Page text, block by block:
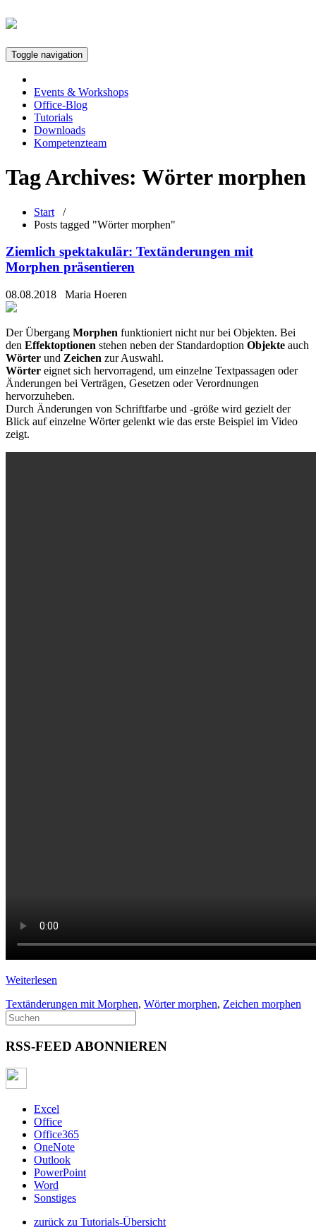
Toggle navigation
Events & Workshops
Office-Blog
Tutorials
Downloads
Kompetenzteam
Tag Archives: Wörter morphen
Start /
Posts tagged "Wörter morphen"
Ziemlich spektakulär: Textänderungen mit
Morphen präsentieren
08.08.2018 Maria Hoeren
Der Übergang Morphen funktioniert nicht nur bei Objekten. Bei
den Effektoptionen stehen neben der Standardoption Objekte auch
Wörter und Zeichen zur Auswahl.
Wörter eignet sich hervorragend, um einzelne Textpassagen oder
Änderungen bei Verträgen, Gesetzen oder Verordnungen
hervorzuheben.
Durch Änderungen von Schriftfarbe und -größe wird gezielt der
Blick auf einzelne Wörter gelenkt wie das erste Beispiel im Video
zeigt.
Weiterlesen
Textänderungen mit Morphen, Wörter morphen, Zeichen morphen
RSS-FEED ABONNIEREN
Excel
Office
Office365
OneNote
Outlook
PowerPoint
Word
Sonstiges
zurück zu Tutorials-Übersicht